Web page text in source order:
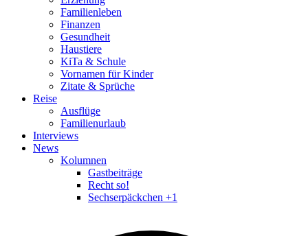
Familienleben
Finanzen
Gesundheit
Haustiere
KiTa & Schule
Vornamen für Kinder
Zitate & Sprüche
Reise
Ausflüge
Familienurlaub
Interviews
News
Kolumnen
Gastbeiträge
Recht so!
Sechserpäckchen +1